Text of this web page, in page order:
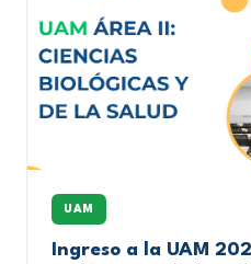
UAM
Ingreso a la UAM